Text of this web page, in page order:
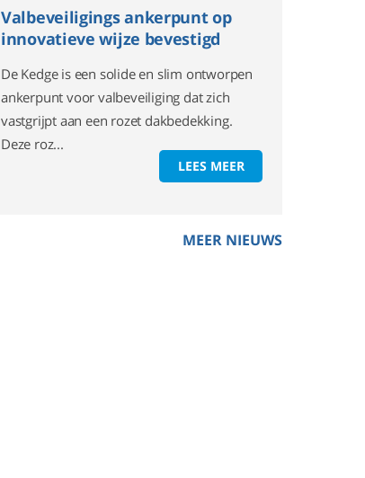
Valbeveiligings ankerpunt op
innovatieve wijze bevestigd
De Kedge is een solide en slim ontworpen
ankerpunt voor valbeveiliging dat zich
vastgrijpt aan een rozet dakbedekking.
Deze roz...
LEES MEER
MEER NIEUWS